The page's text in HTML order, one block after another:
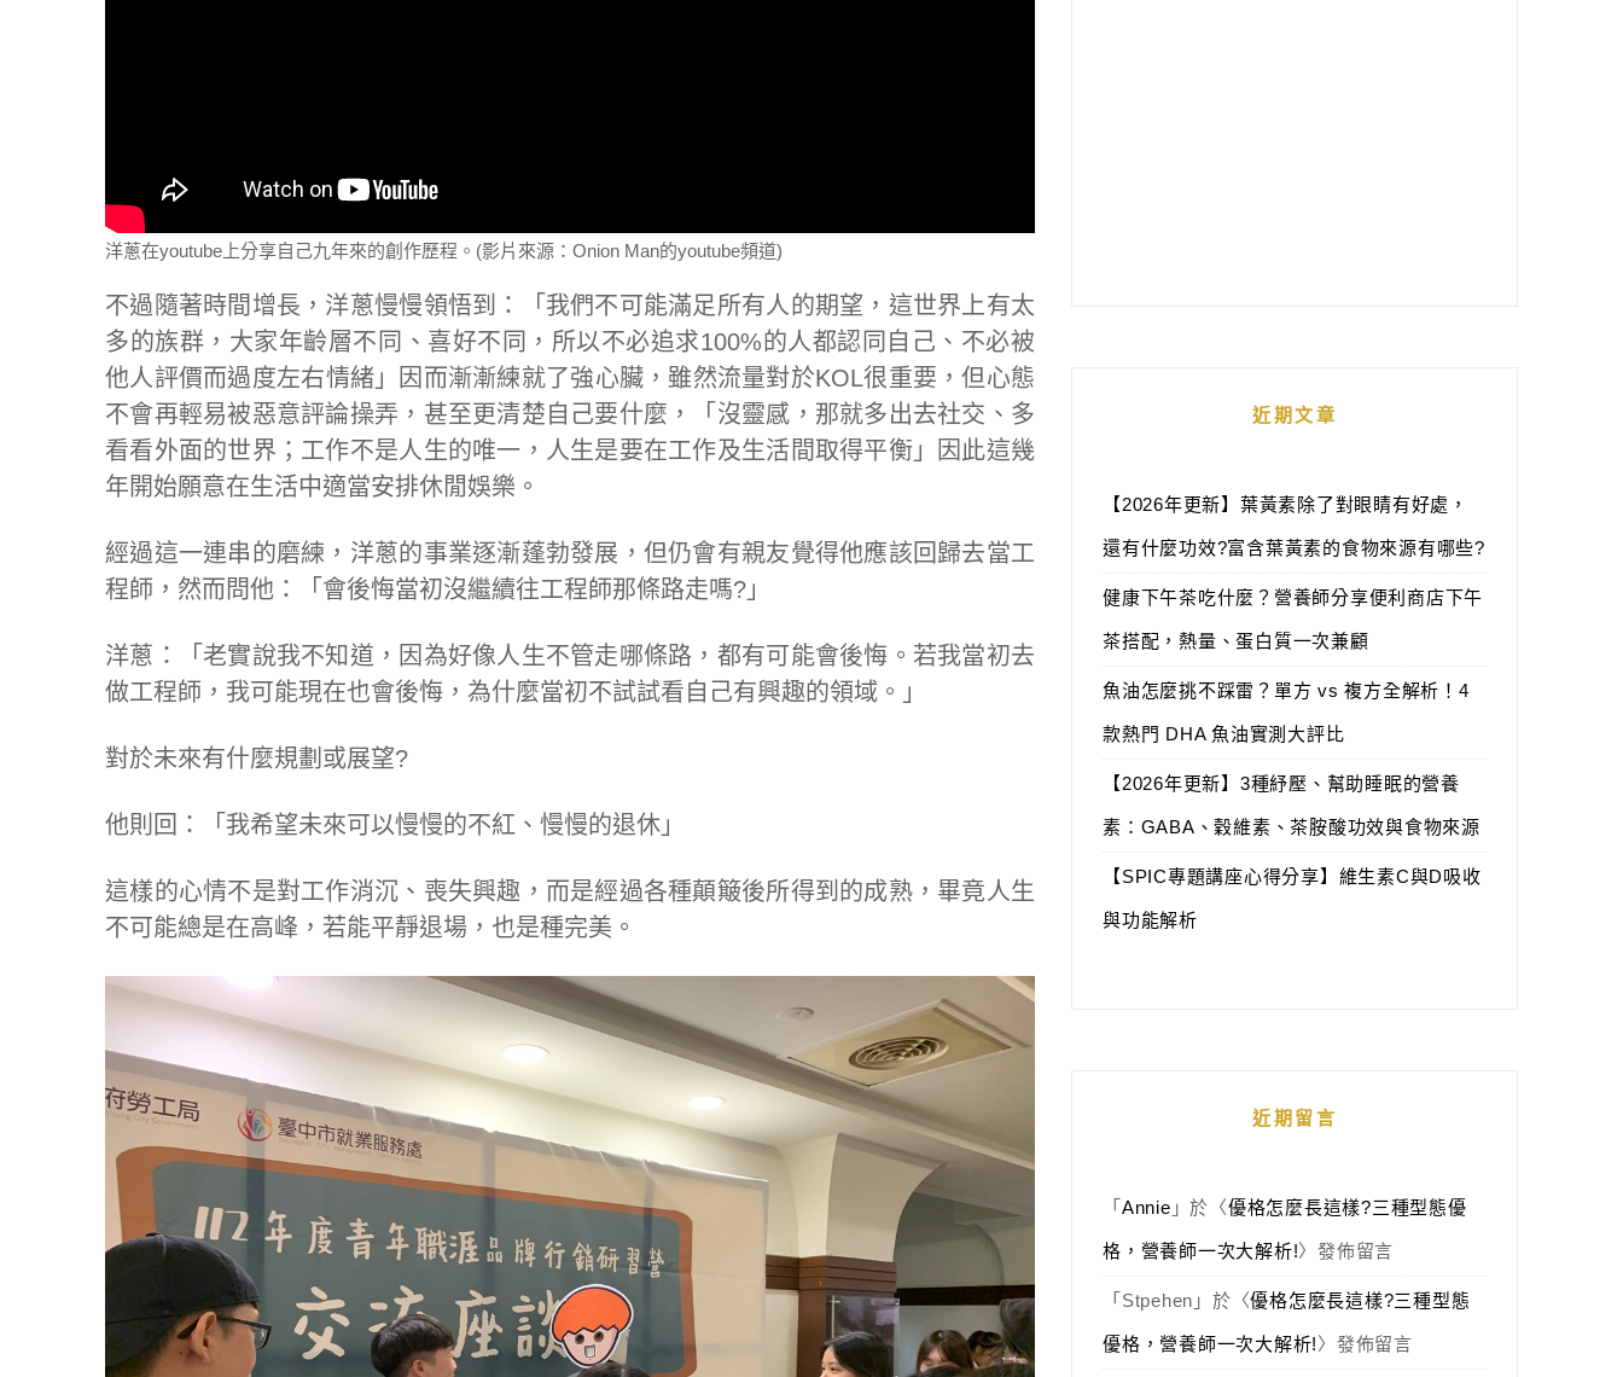
洋蔥在youtube上分享自己九年來的創作歷程。(影片來源：Onion Man的youtube頻道)
不過隨著時間增長，洋蔥慢慢領悟到：「我們不可能滿足所有人的期望，這世界上有太
多的族群，大家年齡層不同、喜好不同，所以不必追求100%的人都認同自己、不必被
他人評價而過度左右情緒」因而漸漸練就了強心臟，雖然流量對於KOL很重要，但心態
不會再輕易被惡意評論操弄，甚至更清楚自己要什麼，「沒靈感，那就多出去社交、多
看看外面的世界；工作不是人生的唯一，人生是要在工作及生活間取得平衡」因此這幾
年開始願意在生活中適當安排休閒娛樂。
經過這一連串的磨練，洋蔥的事業逐漸蓬勃發展，但仍會有親友覺得他應該回歸去當工
程師，然而問他：「會後悔當初沒繼續往工程師那條路走嗎?」
洋蔥：「老實說我不知道，因為好像人生不管走哪條路，都有可能會後悔。若我當初去
做工程師，我可能現在也會後悔，為什麼當初不試試看自己有興趣的領域。」
對於未來有什麼規劃或展望?
他則回：「我希望未來可以慢慢的不紅、慢慢的退休」
這樣的心情不是對工作消沉、喪失興趣，而是經過各種顛簸後所得到的成熟，畢竟人生
不可能總是在高峰，若能平靜退場，也是種完美。
近期文章
【2026年更新】葉黃素除了對眼睛有好處，
還有什麼功效?富含葉黃素的食物來源有哪些?
健康下午茶吃什麼？營養師分享便利商店下午
茶搭配，熱量、蛋白質一次兼顧
魚油怎麼挑不踩雷？單方 vs 複方全解析！4
款熱門 DHA 魚油實測大評比
【2026年更新】3種紓壓、幫助睡眠的營養
素：GABA、穀維素、茶胺酸功效與食物來源
【SPIC專題講座心得分享】維生素C與D吸收
與功能解析
近期留言
「 Annie 」於〈優格怎麼長這樣?三種型態優
格，營養師一次大解析!〉發佈留言
「 Stpehen 」於〈優格怎麼長這樣?三種型態
優格，營養師一次大解析!〉發佈留言